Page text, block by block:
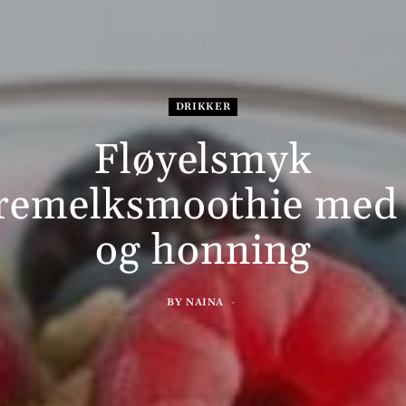
DRIKKER
Fløyelsmyk
og honning
BY NAINA